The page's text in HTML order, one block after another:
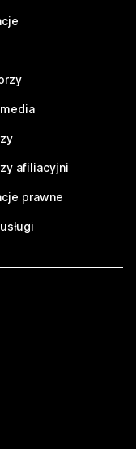
afiliacyjni
prawne